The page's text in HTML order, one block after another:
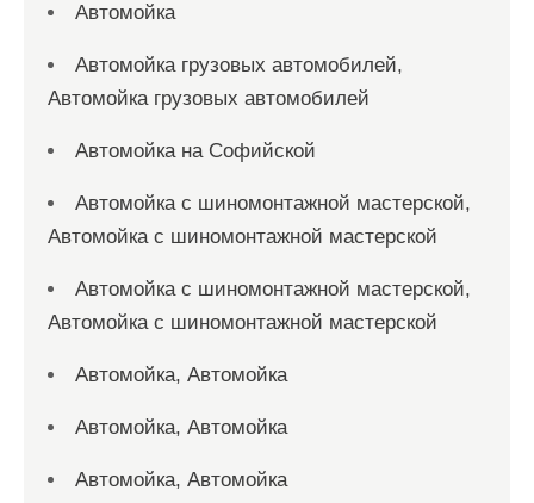
Автомойка
Автомойка грузовых автомобилей,
Автомойка грузовых автомобилей
Автомойка на Софийской
Автомойка с шиномонтажной мастерской,
Автомойка с шиномонтажной мастерской
Автомойка с шиномонтажной мастерской,
Автомойка с шиномонтажной мастерской
Автомойка, Автомойка
Автомойка, Автомойка
Автомойка, Автомойка